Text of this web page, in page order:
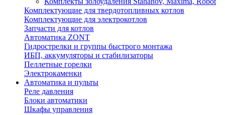
Комплектующие для твердотопливных котлов
Комплектующие для электрокотлов
Запчасти для котлов
Автоматика ZONT
Гидрострелки и группы быстрого монтажа
ИБП, аккумуляторы и стабилизаторы
Пеллетные горелки
Электрокаменки
Автоматика и пульты
Реле давления
Блоки автоматики
Шкафы управления